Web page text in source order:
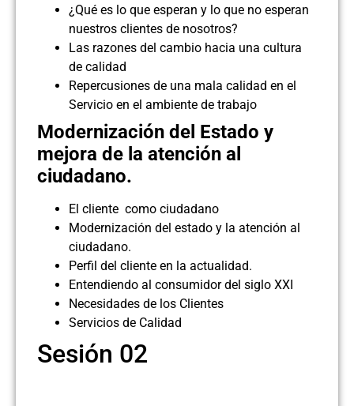
¿Qué es lo que esperan y lo que no esperan
nuestros clientes de nosotros?
Las razones del cambio hacia una cultura
de calidad
Repercusiones de una mala calidad en el
Servicio en el ambiente de trabajo
Modernización del Estado y
mejora de la atención al
ciudadano.
El cliente como ciudadano
Modernización del estado y la atención al
ciudadano.
Perfil del cliente en la actualidad.
Entendiendo al consumidor del siglo XXI
Necesidades de los Clientes
Servicios de Calidad
Sesión 02